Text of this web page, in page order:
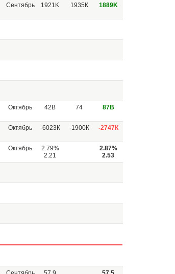
Сентябрь 1921K 1935К 1889K
Октябрь 42В 74 87В
Октябрь -6023К -1900К -2747К
Октябрь
2.79%
2.21
2.87%
2.53